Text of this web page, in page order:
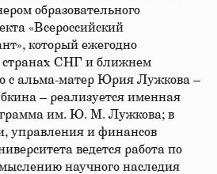
образовательного
«Всероссийский
который ежегодно
странах СНГ и ближнем
с альма-матер Юрия Лужкова –
– реализуется именная
им. Ю. М. Лужкова; в
управления и финансов
ведется работа по
научного наследия